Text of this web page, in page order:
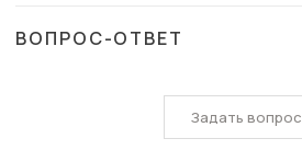
ВОПРОС-ОТВЕТ
Задать вопрос